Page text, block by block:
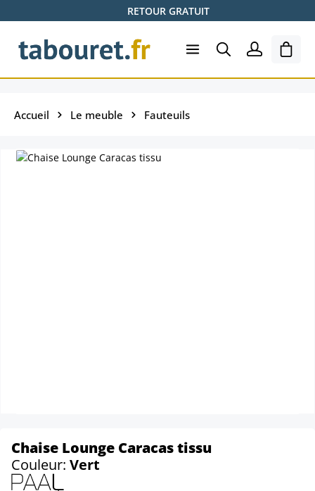
Passer au contenu principalRETOUR GRATUIT
Le
Accueil Le meuble Fauteuils
Chaise Lounge Caracas tissu
Couleur: Vert